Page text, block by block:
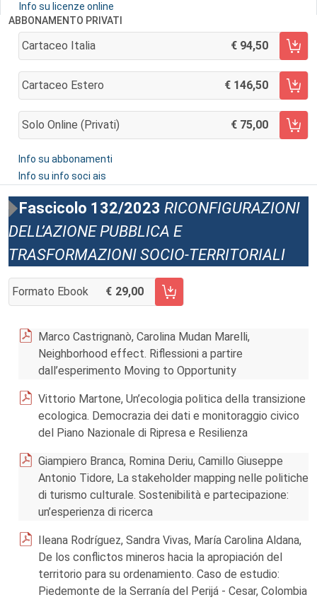
Info su licenze online
ABBONAMENTO PRIVATI
Cartaceo Italia 94,50
AGGIUNGI AL CARRELLO
Cartaceo Estero 146,50
AGGIUNGI AL CARRELLO
Solo Online (privati) 75,00
AGGIUNGI AL CARRELLO
Info su abbonamenti
Info su info soci ais
Fascicolo 132/2023 RICONFIGURAZIONI
DELL’AZIONE PUBBLICA E
TRASFORMAZIONI SOCIO-TERRITORIALI
Formato Ebook 29,00
AGGIUNGI AL CARRELLO FASCICOLO 132/2023
Marco Castrignanò, Carolina Mudan Marelli,
Neighborhood effect. Riflessioni a partire
dall’esperimento Moving to Opportunity
Vittorio Martone, Un’ecologia politica della transizione
ecologica. Democrazia dei dati e monitoraggio civico
del Piano Nazionale di Ripresa e Resilienza
Giampiero Branca, Romina Deriu, Camillo Giuseppe
Antonio Tidore, La stakeholder mapping nelle politiche
di turismo culturale. Sostenibilità e partecipazione:
un’esperienza di ricerca
Ileana Rodríguez, Sandra Vivas, María Carolina Aldana,
De los conflictos mineros hacia la apropiación del
territorio para su ordenamiento. Caso de estudio:
Piedemonte de la Serranía del Perijá - Cesar, Colombia